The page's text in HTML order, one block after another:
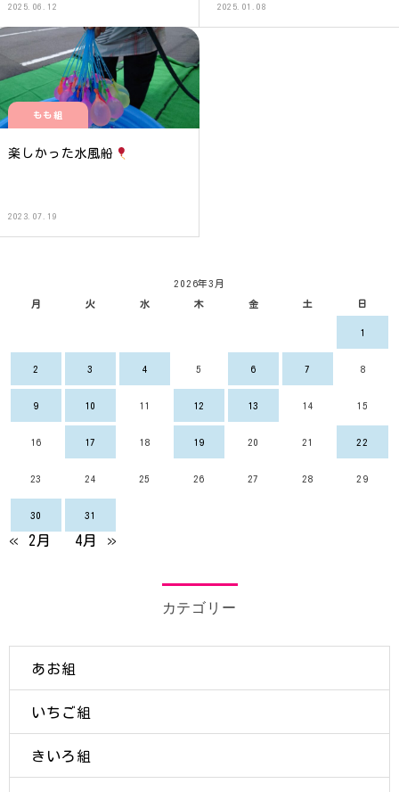
2025.06.12 2025.01.08
もも組
楽しかった水風船
2023.07.19
2026年3月
月 火 水 木 金 土 日
1
2 3 4 5 6 7 8
9 10 11 12 13 14 15
16 17 18 19 20 21 22
23 24 25 26 27 28 29
30 31
« 2月 4月 »
カテゴリー
あお組
いちご組
きいろ組